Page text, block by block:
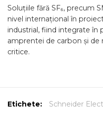
Soluțiile fără SF₆, precum
nivel internațional în
industrial, fiind integrate în
amprentei de carbon și de
critice.
Etichete: Schneider